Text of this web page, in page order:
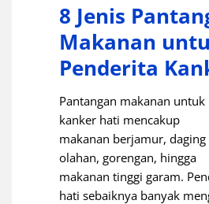
8 Jenis
Makanan
Penderita
Pantangan makanan untuk
kanker hati mencakup
makanan berjamur, daging
olahan, gorengan, hingga
makanan tinggi garam.
hati sebaiknya banyak